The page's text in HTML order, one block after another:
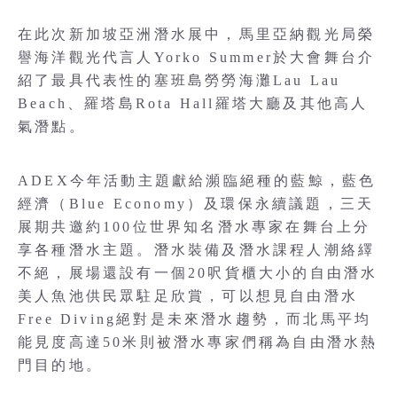
在此次新加坡亞洲潛水展中，馬里亞納觀光局榮
譽海洋觀光代言人Yorko Summer於大會舞台介
紹了最具代表性的塞班島勞勞海灘Lau Lau
Beach、羅塔島Rota Hall羅塔大廳及其他高人
氣潛點。
ADEX今年活動主題獻給瀕臨絕種的藍鯨，藍色
經濟（Blue Economy）及環保永續議題，三天
展期共邀約100位世界知名潛水專家在舞台上分
享各種潛水主題。潛水裝備及潛水課程人潮絡繹
不絕，展場還設有一個20呎貨櫃大小的自由潛水
美人魚池供民眾駐足欣賞，可以想見自由潛水
Free Diving絕對是未來潛水趨勢，而北馬平均
能見度高達50米則被潛水專家們稱為自由潛水熱
門目的地。